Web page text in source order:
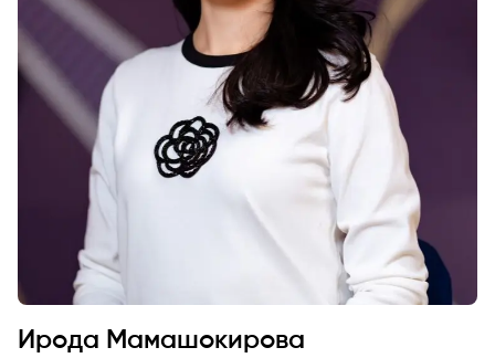
Ирода Мамашокирова